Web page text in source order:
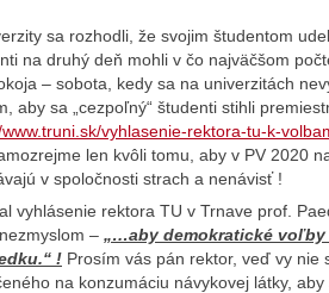
sa rozhodli, že svojim študentom
na druhý deň mohli v čo najväčšom
– sobota, kedy sa na univerzitách
aby sa „cezpoľný“ študenti stihli
vyhlasenie-rektora-tu-k-
len kvôli tomu, aby v PV 2020
v spoločnosti strach a nenávisť !
vyhlásenie rektora TU v Trnave prof.
– „…aby demokratické
! Prosím vás pán rektor, veď vy nie
na konzumáciu návykovej látky,